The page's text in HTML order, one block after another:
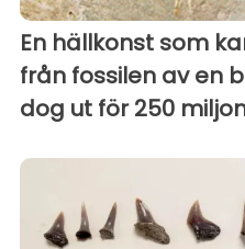
En hällkonst som
från fossilen av en
dog ut för 250